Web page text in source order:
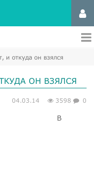
и откуда он взялся
ОН ВЗЯЛСЯ
04.03.14 3598 0
В